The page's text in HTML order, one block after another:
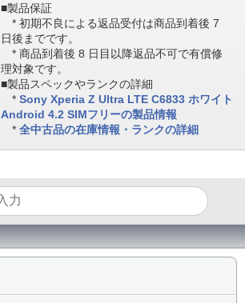
■製品保証
* 初期不良による返品受付は商品到着後 7
日後までです。
* 商品到着後 8 日目以降返品不可で有償修
理対象です。
■製品スペックやランクの詳細
* Sony Xperia Z Ultra LTE C6833 ホワイト
Android 4.2 SIMフリーの製品情報
* 全中古品の在庫情報・ランクの詳細